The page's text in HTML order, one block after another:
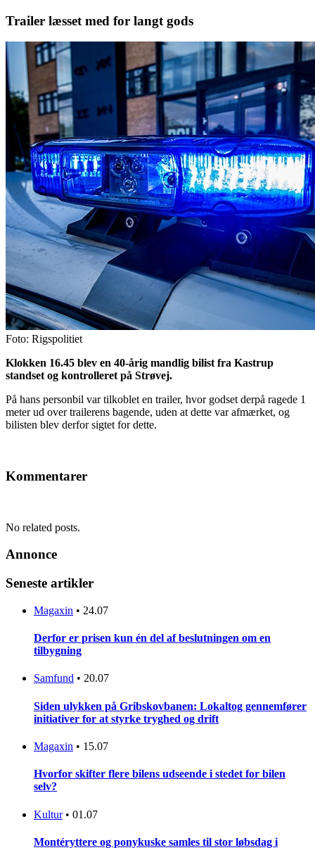
Trailer læsset med for langt gods
Foto: Rigspolitiet
Klokken 16.45 blev en 40-årig mandlig bilist fra Kastrup
standset og kontrolleret på Strøvej.
På hans personbil var tilkoblet en trailer, hvor godset derpå ragede 1
meter ud over trailerens bagende, uden at dette var afmærket, og
bilisten blev derfor sigtet for dette.
Kommentarer
No related posts.
Annonce
Seneste artikler
Magaxin • 24.07
Derfor er prisen kun én del af beslutningen om en
tilbygning
Samfund • 20.07
Siden ulykken på Gribskovbanen: Lokaltog gennemfører
initiativer for at styrke tryghed og drift
Magaxin • 15.07
Hvorfor skifter flere bilens udseende i stedet for bilen
selv?
Kultur • 01.07
Montéryttere og ponykuske samles til stor løbsdag i